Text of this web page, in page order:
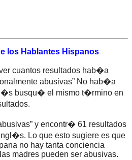
los Hablantes Hispanos
cuantos resultados hab�a
abusivas” No hab�a
busqu� el mismo t�rmino en
y encontr� 61 resultados
Lo que esto sugiere es que
no hay tanta conciencia
madres pueden ser abusivas.